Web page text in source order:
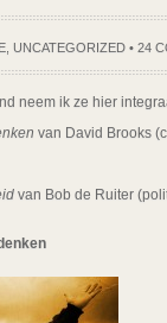
UNCATEGORIZED • 24
neem ik ze hier
van David Brooks
van Bob de Ruiter